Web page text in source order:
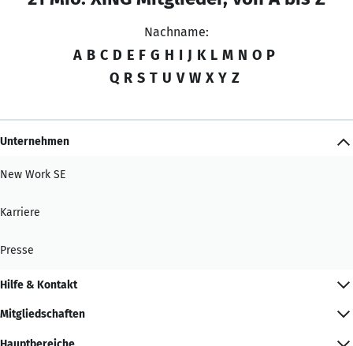
Nachname:
A B C D E F G H I J K L M N O P
Q R S T U V W X Y Z
Unternehmen
New Work SE
Karriere
Presse
Hilfe & Kontakt
Mitgliedschaften